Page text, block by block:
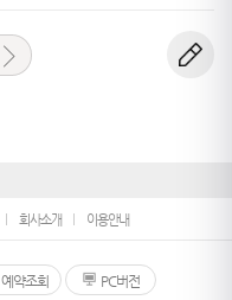
회사소개 이용안내
예약조회 PC버전